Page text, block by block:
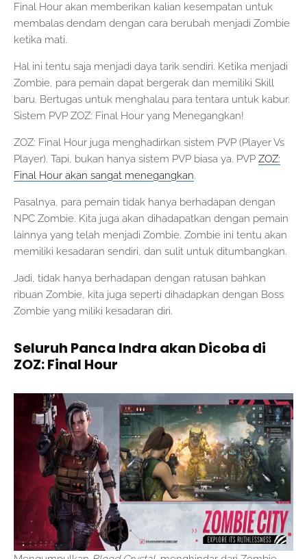
Final Hour akan memberikan kalian kesempatan untuk
membalas dendam dengan cara berubah menjadi Zombie
ketika mati.
Hal ini tentu saja menjadi daya tarik sendiri. Ketika menjadi
Zombie, para pemain dapat bergerak dan memiliki Skill
baru. Bertugas untuk menghalau para tentara untuk kabur.
Sistem PVP ZOZ: Final Hour yang Menegangkan!
ZOZ: Final Hour juga menghadirkan sistem PVP (Player Vs
Player). Tapi, bukan hanya sistem PVP biasa ya. PVP ZOZ:
Final Hour akan sangat menegangkan.
Pasalnya, para pemain tidak hanya berhadapan dengan
NPC Zombie. Kita juga akan dihadapatkan dengan pemain
lainnya yang telah menjadi Zombie. Zombie ini tentu akan
memiliki kesadaran sendiri, dan sulit untuk ditumbangkan.
Jadi, tidak hanya berhadapan dengan ratusan bahkan
ribuan Zombie, kita juga seperti dihadapkan dengan Boss
Zombie yang miliki kesadaran diri.
Seluruh Panca Indra akan Dicoba di
ZOZ: Final Hour